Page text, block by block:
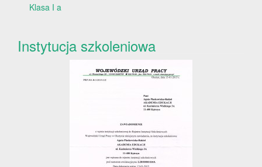
Klasa I a
Instytucja szkoleniowa